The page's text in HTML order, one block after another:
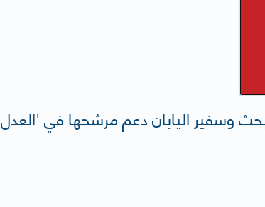
بحث وسفير اليابان دعم مرشحها في 'العدل